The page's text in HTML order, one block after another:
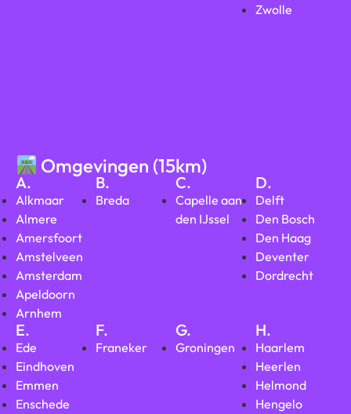
Zwolle
Omgevingen (15km)
A.
Alkmaar
Almere
Amersfoort
Amstelveen
Amsterdam
Apeldoorn
Arnhem
B.
Breda
C.
Capelle aan
den IJssel
D.
Delft
Den Bosch
Den Haag
Deventer
Dordrecht
E.
Ede
Eindhoven
Emmen
Enschede
F.
Franeker
G.
Groningen
H.
Haarlem
Heerlen
Helmond
Hengelo